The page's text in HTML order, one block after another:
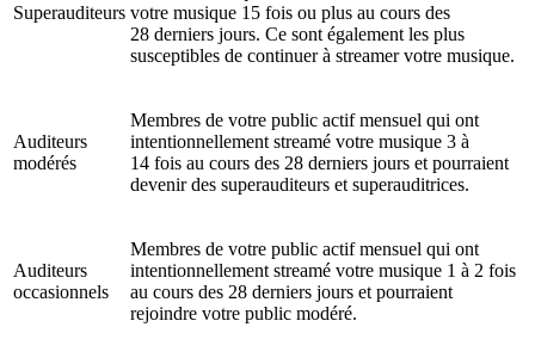
Superauditeurs votre musique 15 fois ou plus au cours des
28 derniers jours. Ce sont également les plus
susceptibles de continuer à streamer votre musique.
Auditeurs
modérés
Membres de votre public actif mensuel qui ont
intentionnellement streamé votre musique 3 à
14 fois au cours des 28 derniers jours et pourraient
devenir des superauditeurs et superauditrices.
Auditeurs
occasionnels
Membres de votre public actif mensuel qui ont
intentionnellement streamé votre musique 1 à 2 fois
au cours des 28 derniers jours et pourraient
rejoindre votre public modéré.